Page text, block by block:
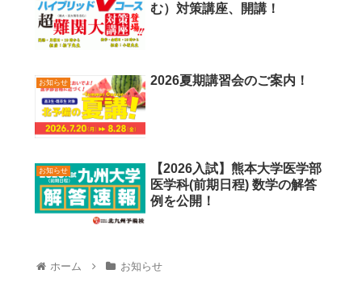
む）対策講座、開講！
お知らせ 2026夏期講習会のご案内！
お知らせ
【2026入試】熊本大学医学部
医学科(前期日程) 数学の解答
例を公開！
ホーム お知らせ